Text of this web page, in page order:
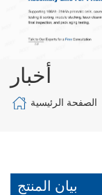
أخبار
الصفحة الرئيسية
بيان المنتج